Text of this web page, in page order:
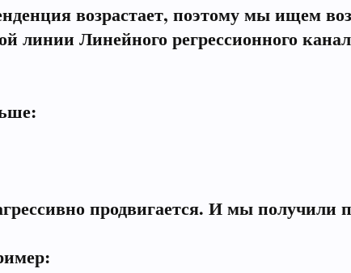
возрастает, поэтому мы ищем
линии Линейного регрессионного
продвигается. И мы получили